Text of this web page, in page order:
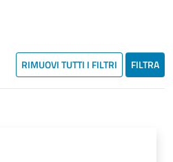
RIMUOVI TUTTI I FILTRI FILTRA